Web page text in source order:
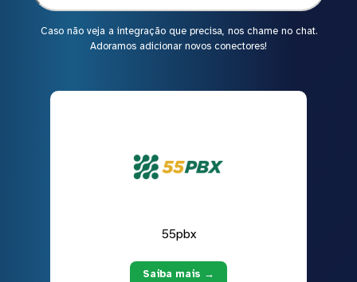
Caso não veja a integração que precisa, nos chame no chat.
Adoramos adicionar novos conectores!
55pbx
Saiba mais →